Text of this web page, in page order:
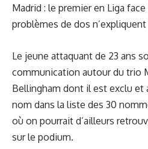
Madrid : le premier en Liga
problèmes de dos
Le jeune attaquant de 23 ans
communication autour du trio
Bellingham dont il est exclu et
nom dans la liste des 30
où on pourrait d’ailleurs
sur le podium.